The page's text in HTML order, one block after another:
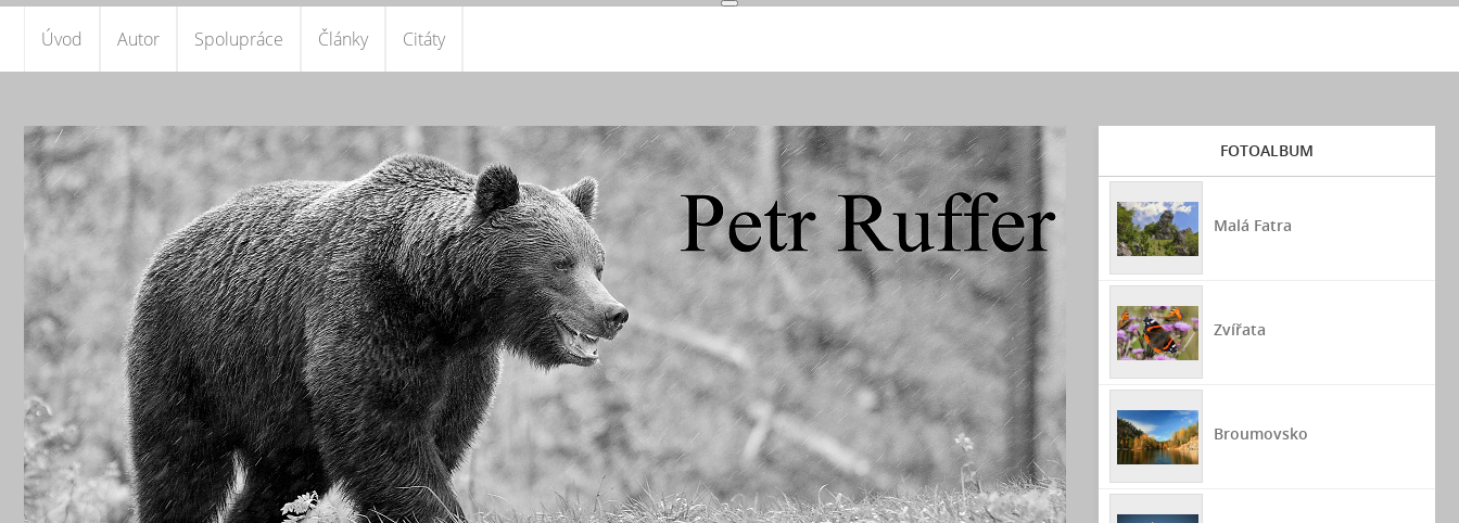
Úvod Autor Spolupráce Články Citáty
FOTOALBUM
Malá Fatra
Zvířata
Broumovsko